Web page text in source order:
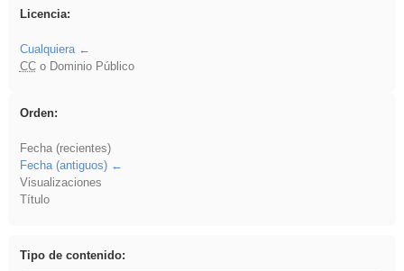
Licencia:
Cualquiera
CCo Dominio Público
Orden:
Fecha (recientes)
Fecha (antiguos)
Visualizaciones
Título
Tipo de contenido: